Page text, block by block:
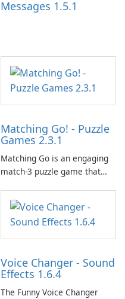
Messages 1.5.1
Matching Go! - Puzzle
Games 2.3.1
Matching Go is an engaging
match-3 puzzle game that
and her charming corgi,
Ollie, on an adventurous
journey across diverse
landscapes.
Voice Changer - Sound
Effects 1.6.4
The Funny Voice Changer